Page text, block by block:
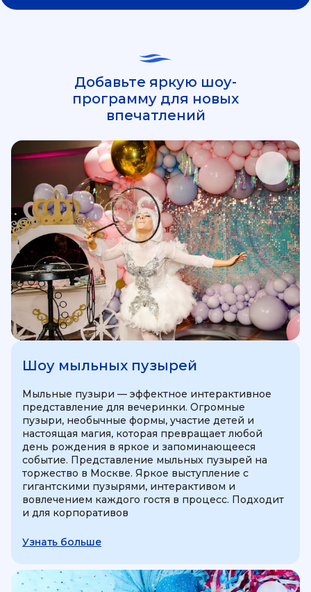
Добавьте яркую шоу-
программу для новых
впечатлений
Шоу мыльных пузырей
Мыльные пузыри — эффектное интерактивное
представление для вечеринки. Огромные
пузыри, необычные формы, участие детей и
настоящая магия, которая превращает любой
день рождения в яркое и запоминающееся
событие. Представление мыльных пузырей на
торжество в Москве. Яркое выступление с
гигантскими пузырями, интерактивом и
вовлечением каждого гостя в процесс. Подходит
и для корпоративов
Узнать больше